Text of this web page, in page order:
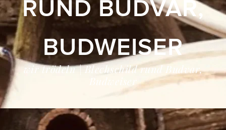
RUND BUDVAR,
BUDWEISER
wir trödeln | Blechschild rund Budvar,
Budweiser